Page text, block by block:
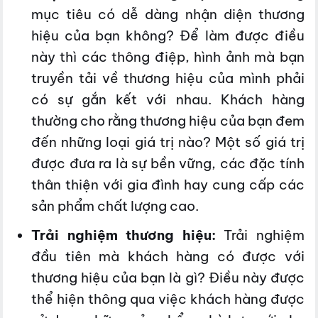
mục tiêu có dễ dàng nhận diện thương
hiệu của bạn không? Để làm được điều
này thì các thông điệp, hình ảnh mà bạn
truyền tải về thương hiệu của mình phải
có sự gắn kết với nhau. Khách hàng
thường cho rằng thương hiệu của bạn đem
đến những loại giá trị nào? Một số giá trị
được đưa ra là sự bền vững, các đặc tính
thân thiện với gia đình hay cung cấp các
sản phẩm chất lượng cao.
Trải nghiệm thương hiệu:Trải nghiệm
đầu tiên mà khách hàng có được với
thương hiệu của bạn là gì? Điều này được
thể hiện thông qua việc khách hàng được